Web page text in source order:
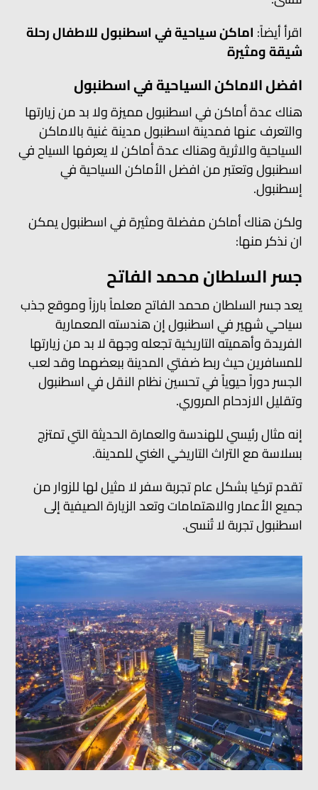
اقرأ أيضاً: اماكن سياحية في اسطنبول للاطفال رحلة
شيقة ومثيرة
افضل الاماكن السياحية في اسطنبول
هناك عدة أماكن في اسطنبول مميزة ولا بد من زيارتها
والتعرف عنها فمدينة اسطنبول مدينة غنية بالاماكن
السياحية والاثرية وهناك عدة أماكن لا يعرفها السياح في
اسطنبول وتعتبر من افضل الأماكن السياحية في
إسطنبول.
ولكن هناك أماكن مفضلة ومثيرة في اسطنبول يمكن
ان نذكر منها:
جسر السلطان محمد الفاتح
يعد جسر السلطان محمد الفاتح معلماً بارزاً وموقع جذب
سياحي شهير في اسطنبول إن هندسته المعمارية
الفريدة وأهميته التاريخية تجعله وجهة لا بد من زيارتها
للمسافرين حيث ربط ضفتي المدينة ببعضهما وقد لعب
الجسر دوراً حيوياً في تحسين نظام النقل في اسطنبول
وتقليل الازدحام المروري.
إنه مثال رئيسي للهندسة والعمارة الحديثة التي تمتزج
بسلاسة مع التراث التاريخي الغني للمدينة.
تقدم تركيا بشكل عام تجربة سفر لا مثيل لها للزوار من
جميع الأعمار والاهتمامات وتعد الزيارة الصيفية إلى
اسطنبول تجربة لا تُنسى.